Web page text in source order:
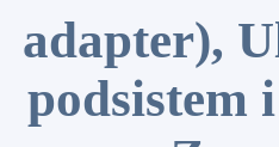
adapter),
podsistem